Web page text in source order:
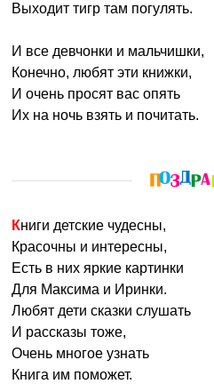
Выходит тигр там погулять.
И все девчонки и мальчишки,
Конечно, любят эти книжки,
И очень просят вас опять
Их на ночь взять и почитать.
Книги детские чудесны,
Красочны и интересны,
Есть в них яркие картинки
Для Максима и Иринки.
Любят дети сказки слушать
И рассказы тоже,
Очень многое узнать
Книга им поможет.